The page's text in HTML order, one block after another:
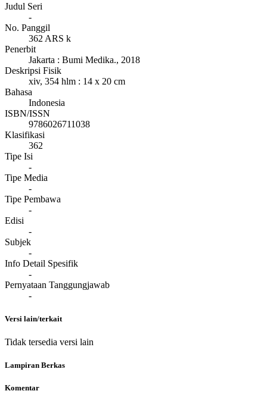
Judul Seri
-
No. Panggil
362 ARS k
Penerbit
Jakarta : Bumi Medika., 2018
Deskripsi Fisik
xiv, 354 hlm : 14 x 20 cm
Bahasa
Indonesia
ISBN/ISSN
9786026711038
Klasifikasi
362
Tipe Isi
-
Tipe Media
-
Tipe Pembawa
-
Edisi
-
Subjek
-
Info Detail Spesifik
-
Pernyataan Tanggungjawab
-
Versi lain/terkait
Tidak tersedia versi lain
Lampiran Berkas
Komentar